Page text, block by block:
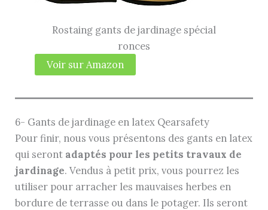
Rostaing gants de jardinage spécial
ronces
Voir sur Amazon
6- Gants de jardinage en latex Qearsafety
Pour finir, nous vous présentons des gants en latex
qui seront adaptés pour les petits travaux de
jardinage. Vendus à petit prix, vous pourrez les
utiliser pour arracher les mauvaises herbes en
bordure de terrasse ou dans le potager. Ils seront